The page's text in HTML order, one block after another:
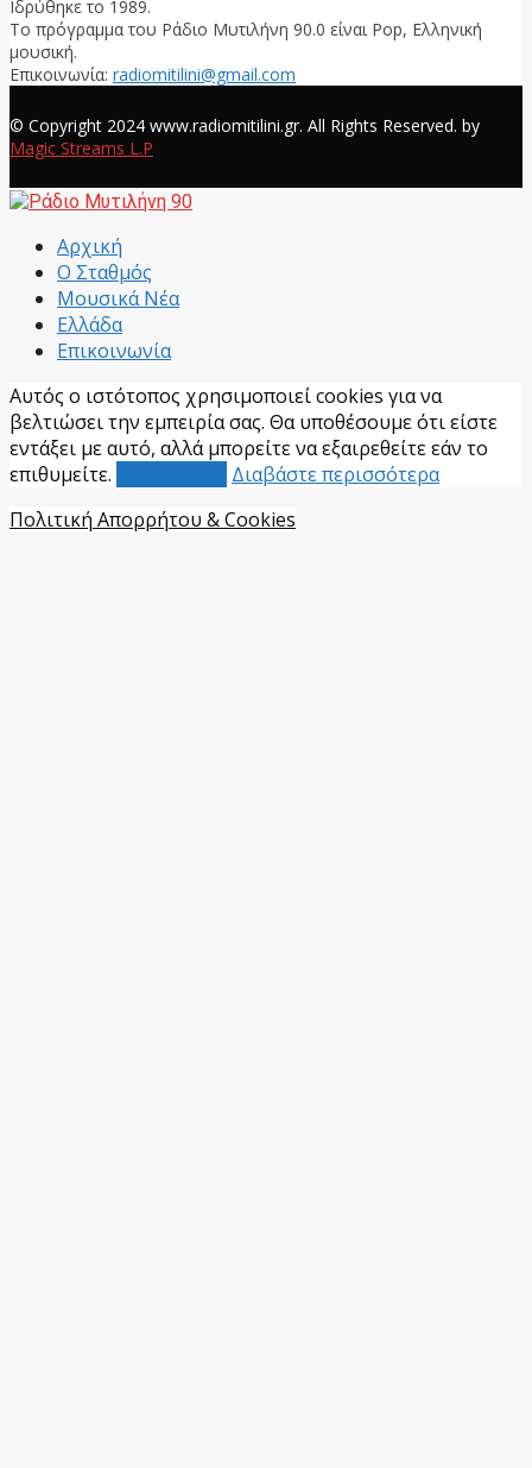
Ιδρύθηκε το 1989.
Το πρόγραμμα του Ράδιο Μυτιλήνη 90.0 είναι Pop, Ελληνική
μουσική.
Επικοινωνία: radiomitilini@gmail.com
© Copyright 2024 www.radiomitilini.gr. All Rights Reserved. by
Magic Streams L.P
Αρχική
Ο Σταθμός
Μουσικά Νέα
Ελλάδα
Επικοινωνία
Αυτός ο ιστότοπος χρησιμοποιεί cookies για να
βελτιώσει την εμπειρία σας. Θα υποθέσουμε ότι είστε
εντάξει με αυτό, αλλά μπορείτε να εξαιρεθείτε εάν το
επιθυμείτε.
Διαβάστε περισσότερα
Πολιτική Απορρήτου & Cookies